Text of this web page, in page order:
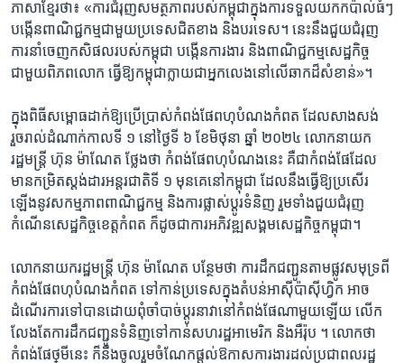
ភាសាខ្មែរថា៖ «ការជំរុញ​សមត្ថភាពរបស់កម្ពុជាក្នុងការទទួល​យក​កប៉ាល់​ធំៗ
បង្កើន​ពាណិជ្ជកម្ម​ជាមួយ​ប្រទេស​ជិតខាង និងបរទេស។ នេះនឹងជួយជំរុញ
ការនាំចេញកសិផលរបស់កម្ពុជា បង្កើនការងារ និង​ពាណិជ្ជកម្ម​សេដ្ឋកិច្ច​
ជាមួយពិភពលោក ធ្វើឱ្យកម្ពុជាក្លាយជាអ្នកលេងនៅលើឆាកដ៏សំខាន់»។
ក្នុង​ពិធី​សម្ពោធ​ដាក់​ឱ្យ​ប្រើប្រាស់​កំពង់ផែ​ពហុបំណង​កំពត ដែល​សាង​សង់​
រួចរាល់​ដំណាក់កាល​ទី ១ នៅ​ថ្ងៃទី​ ៦ ខែមិថុនា ឆ្នាំ ២០២៤ លោក​នាយក​
រដ្ឋមន្រ្តី ហ៊ុន ម៉ាណែត ថ្លែង​ថា កំពង់​ផែ​ពហុ​បំណង​នេះ គឺជា​កំពង់ផែ​ដែល​
មាន​កម្រិត​ស្តង់ដារ​អន្តរជាតិ​ទី ១ មុនគេ​នៅ​កម្ពុជា ដែល​នឹងធ្វើ​ឱ្យ​ប្រសើរ​
ឡើងនូវ​សកម្មភាព​ពាណិជ្ជកម្ម និង​ការផ្លាស់​ប្ដូរ​ទំនិញ រួមទាំង​ជួយ​ជំរុញ​
កំណើន​សេដ្ឋកិច្ច​ខេត្តកំពត ក៏​ដូចជា​ការអភិវឌ្ឍ​សង្គម​សេដ្ឋកិច្ច​កម្ពុជា។
លោកនាយករដ្ឋមន្រ្តី ហ៊ុន ម៉ាណែត បន្ថែម​ថា ការដឹកជញ្ជូនតាមផ្លូវសមុទ្រពី
កំពង់ផែពហុបំណង​កំពត ទៅ​កាន់​ប្រទេស​ក្នុង​តំបន់​អាស៊ីប៉ាស៊ីហ្វិក អាច
ដំណើរការទៅបាន​ដោយពុំចាំបាច់​ប្តូរ​នាវា​នៅ​កំពង់ផែ​ណាមួយ​ឡើ​យ លើក
លែង​តែការ​ដឹក​ជញ្ជូន​ទំនិញ​ទៅ​កាន់​សហរដ្ឋ​អា​មេរិក និង​អឺរ៉ុប ។ លោក​ថា
កំពង់ផែ​ថ្​មីនេះ ក៏​នឹង​ចូលរួម​ចំណែក​ផ្តល់​ឱកាស​ការងារ​ដល់​ប្រជាពល​រ​ដ្ឋ​